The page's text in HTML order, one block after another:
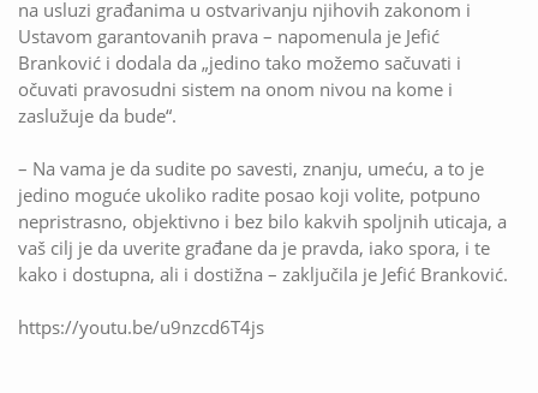
na usluzi građanima u ostvarivanju njihovih zakonom i
Ustavom garantovanih prava – napomenula je Jefić
Branković i dodala da „jedino tako možemo sačuvati i
očuvati pravosudni sistem na onom nivou na kome i
zaslužuje da bude“.
– Na vama je da sudite po savesti, znanju, umeću, a to je
jedino moguće ukoliko radite posao koji volite, potpuno
nepristrasno, objektivno i bez bilo kakvih spoljnih uticaja, a
vaš cilj je da uverite građane da je pravda, iako spora, i te
kako i dostupna, ali i dostižna – zaključila je Jefić Branković.
https://youtu.be/u9nzcd6T4js